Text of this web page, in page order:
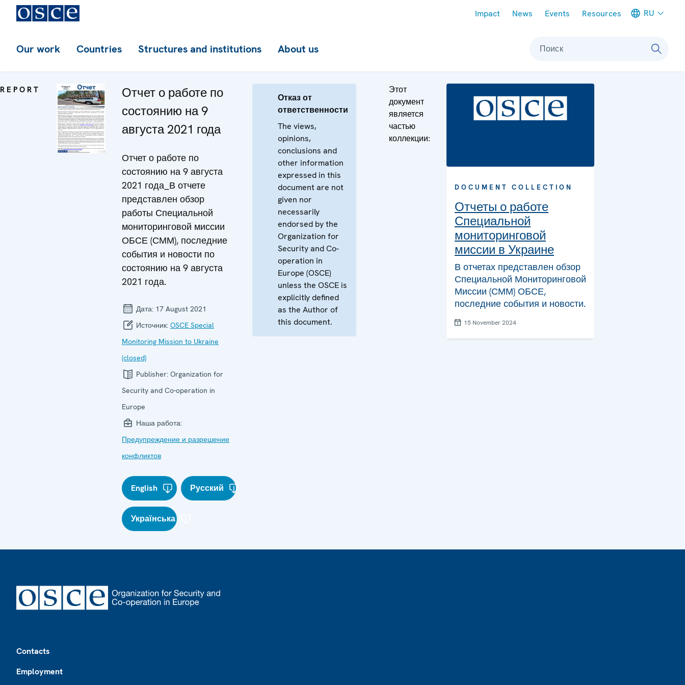
Impact News Events Resources RU
Our work Countries Structures and institutions About us Поиск
REPORT
Отчет о работе по
состоянию на 9
августа 2021 года
Отчет о работе по
состоянию на 9 августа
2021 года_В отчете
представлен обзор
работы Специальной
мониторинговой миссии
ОБСЕ (СММ), последние
события и новости по
состоянию на 9 августа
2021 года.
Дата: 17 August 2021
Источник: OSCE Special
Monitoring Mission to Ukraine
(closed)
Publisher: Organization for
Security and Co-operation in
Europe
Наша работа:
Предупреждение и разрешение
конфликтов
English Русский
Українська
Отказ от
ответственности
The views,
opinions,
conclusions and
other information
expressed in this
document are not
given nor
necessarily
endorsed by the
Organization for
Security and Co-
operation in
Europe (OSCE)
unless the OSCE is
explicitly defined
as the Author of
this document.
Этот
документ
является
частью
коллекции:
DOCUMENT COLLECTION
Отчеты о работе
Специальной
мониторинговой
миссии в Украине
В отчетах представлен обзор
Специальной Мониторинговой
Миссии (СММ) ОБСЕ,
последние события и новости.
15 November 2024
Contacts
Employment